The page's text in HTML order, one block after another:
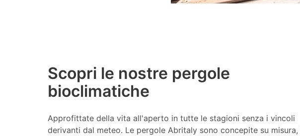
Scopri le nostre pergole
bioclimatiche
Approfittate della vita all'aperto in tutte le stagioni senza i vincoli
derivanti dal meteo. Le pergole Abritaly sono concepite su misura,